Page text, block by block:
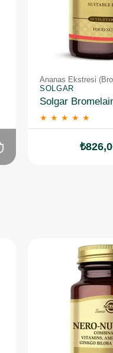
Ananas Ekstresi
SOLGAR
Solgar
★ ★ ★ ★ ★